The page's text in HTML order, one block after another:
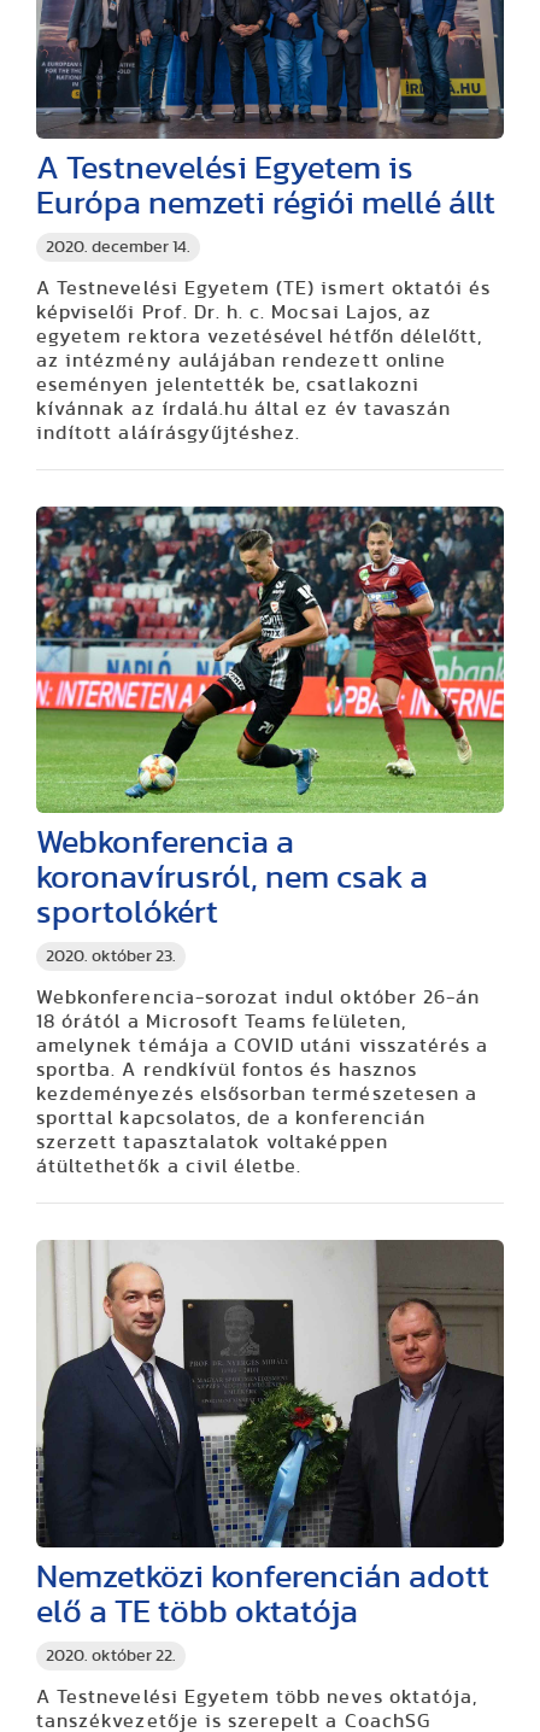
2020. december 14.
A Testnevelési Egyetem is
Európa nemzeti régiói mellé állt
A Testnevelési Egyetem (TE) ismert oktatói és
képviselői Prof. Dr. h. c. Mocsai Lajos, az
egyetem rektora vezetésével hétfőn délelőtt,
az intézmény aulájában rendezett online
eseményen jelentették be, csatlakozni
kívánnak az írdalá.hu által ez év tavaszán
indított aláírásgyűjtéshez.
2020. október 23.
Webkonferencia a
koronavírusról, nem csak a
sportolókért
Webkonferencia-sorozat indul október 26-án
18 órától a Microsoft Teams felületen,
amelynek témája a COVID utáni visszatérés a
sportba. A rendkívül fontos és hasznos
kezdeményezés elsősorban természetesen a
sporttal kapcsolatos, de a konferencián
szerzett tapasztalatok voltaképpen
átültethetők a civil életbe.
2020. október 22.
Nemzetközi konferencián adott
elő a TE több oktatója
A Testnevelési Egyetem több neves oktatója,
tanszékvezetője is szerepelt a CoachSG